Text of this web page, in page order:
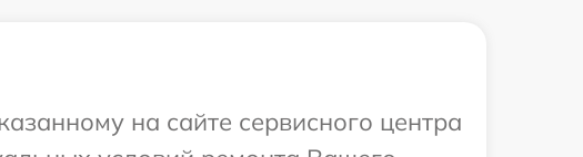
на сайте сервисного центра